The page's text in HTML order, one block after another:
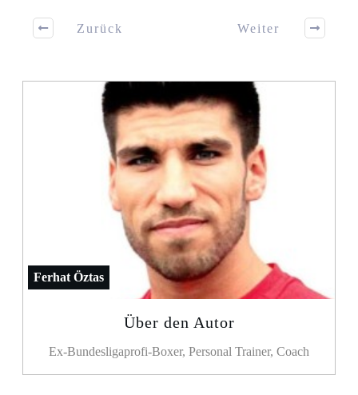
Zurück Weiter
Ferhat Öztas
Über den Autor
Ex-Bundesligaprofi-Boxer, Personal Trainer, Coach